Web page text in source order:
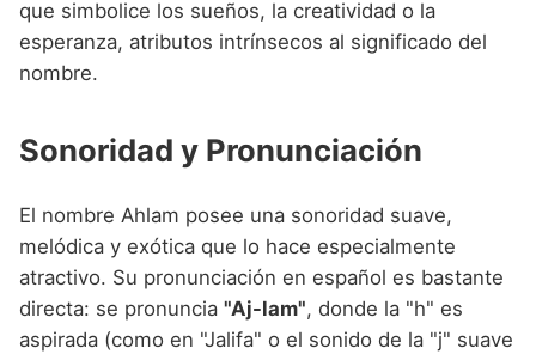
que simbolice los sueños, la creatividad o la
esperanza, atributos intrínsecos al significado del
nombre.
Sonoridad y Pronunciación
El nombre Ahlam posee una sonoridad suave,
melódica y exótica que lo hace especialmente
atractivo. Su pronunciación en español es bastante
directa: se pronuncia "Aj-lam", donde la "h" es
aspirada (como en "Jalifa" o el sonido de la "j" suave